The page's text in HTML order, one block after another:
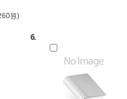
원)
6.